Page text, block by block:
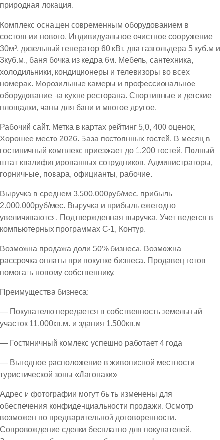
природная локация.
Комплекс оснащен современным оборудованием в
состоянии нового. Индивидуальное очистное сооружение
30м³, дизельный генератор 60 кВт, два газгольдера 5 куб.м и
3куб.м., баня бочка из кедра 6м. Мебель, сантехника,
холодильники, кондиционеры и телевизоры во всех
номерах. Морозильные камеры и профессиональное
оборудование на кухне ресторана. Спортивные и детские
площадки, чаны для бани и многое другое.
Рабочий сайт. Метка в картах рейтинг 5,0, 400 оценок,
Хорошее место 2026. База постоянных гостей. В месяц в
гостиничный комплекс приезжает до 1.200 гостей. Полный
штат квалифицированных сотрудников. Администраторы,
горничные, повара, официанты, рабочие.
Выручка в среднем 3.500.000руб/мес, прибыль
2.000.000руб/мес. Выручка и прибыль ежегодно
увеличиваются. Подтвержденная выручка. Учет ведется в
компьютерных программах С-1, Контур.
Возможна продажа доли 50% бизнеса. Возможна
рассрочка оплаты при покупке бизнеса. Продавец готов
помогать новому собственнику.
Преимущества бизнеса:
— Покупателю передается в собственность земельный
участок 11.000кв.м. и здания 1.500кв.м
— Гостиничный комлекс успешно работает 4 года
— Выгодное расположение в живописной местности
туристической зоны «Лагонаки»
Адрес и фотографии могут быть изменены для
обеспечения конфиденциальности продажи. Осмотр
возможен по предварительной договоренности.
Сопровождение сделки бесплатно для покупателей.